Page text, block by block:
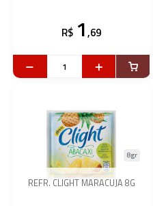
R$ 1,69
REFR. CLIGHT MARACUJA 8G
8gr